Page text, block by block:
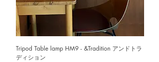
Tripod Table lamp HM9 - &Tradition アンドトラ
ディション